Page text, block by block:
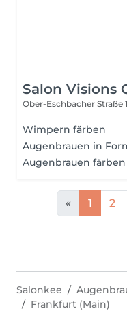
Salon Visions
Ober-Eschbacher Straße
Wimpern färben
Augenbrauen in
Augenbrauen färben
« 1 2
Salonkee
Frankfurt (Main)